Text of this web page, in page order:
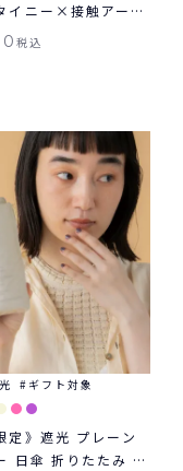
イニー×接触アーム
ット 折りたたみ日
税込
ギフト対象
定》遮光 プレーン
日傘 折りたたみ ギ